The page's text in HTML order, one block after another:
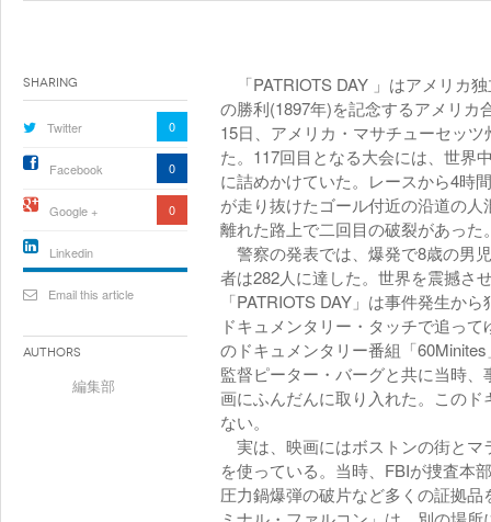
「PATRIOTS DAY 」はアメリカ
の勝利(1897年)を記念するアメリカ
15日、アメリカ・マサチューセッ
た。117回目となる大会には、世界
に詰めかけていた。レースから4時
が走り抜けたゴール付近の沿道の
離れた路上で二回目の破裂があった
警察の発表では、爆発で8歳の男
者は282人に達した。世界を震撼さ
「PATRIOTS DAY」は事件発生か
ドキュメンタリー・タッチで追っ
のドキュメンタリー番組「
監督ピーター・バーグと共に当時
画にふんだんに取り入れた。この
ない。
実は、映画にはボストンの街とマ
を使っている。当時、FBIが捜査本
圧力鍋爆弾の破片など多くの証拠
Sharing
Twitter 0
Facebook 0
Google + 0
Linkedin
icon[type=linkedin-bug]
Email this article
Authors
編集部